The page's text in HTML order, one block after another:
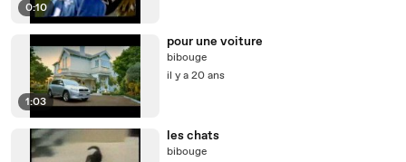
0:10
1:03
pour une voiture
bibouge
il y a 20 ans
les chats
bibouge